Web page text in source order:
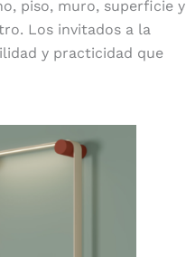
piso, muro, superficie y
Los invitados a la
y practicidad que